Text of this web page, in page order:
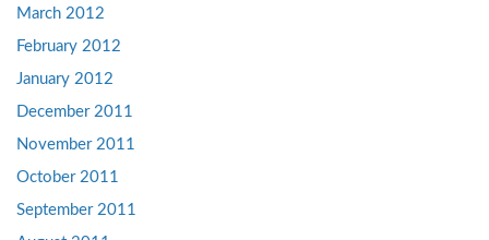
March 2012
February 2012
January 2012
December 2011
November 2011
October 2011
September 2011